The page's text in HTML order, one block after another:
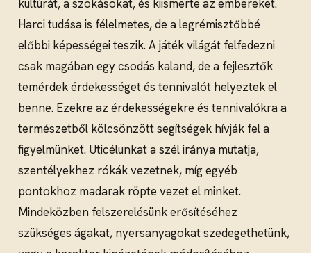
kultúrát, a szokásokat, és kiismerte az embereket.
Harci tudása is félelmetes, de a legrémisztőbbé
előbbi képességei teszik. A játék világát felfedezni
csak magában egy csodás kaland, de a fejlesztők
temérdek érdekességet és tennivalót helyeztek el
benne. Ezekre az érdekességekre és tennivalókra a
természetből kölcsönzött segítségek hívják fel a
figyelmünket. Uticélunkat a szél iránya mutatja,
szentélyekhez rókák vezetnek, míg egyéb
pontokhoz madarak röpte vezet el minket.
Mindeközben felszerelésünk erősítéséhez
szükséges ágakat, nyersanyagokat szedegethetünk,